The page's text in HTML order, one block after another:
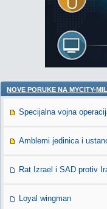
NOVE PORUKE NA MYCITY-
Specijalna vojna
Amblemi jedinica i
Rat Izrael i SAD protiv
Loyal wingman